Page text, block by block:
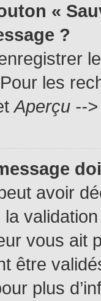
«
?
les
Aperçu --
avoir
vous ait
être
plus